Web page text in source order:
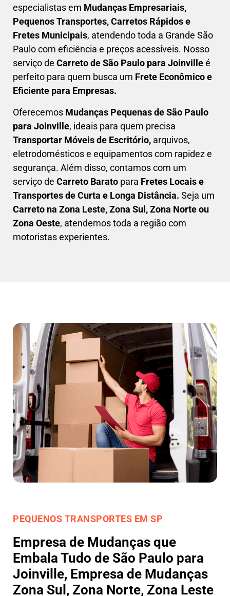
especialistas em Mudanças Empresariais,
Pequenos Transportes, Carretos Rápidos e
Fretes Municipais, atendendo toda a Grande São
Paulo com eficiência e preços acessíveis. Nosso
serviço de Carretode São Paulo para Joinvilleé
perfeito para quem busca um Frete Econômico e
Eficiente para Empresas.
Oferecemos Mudanças Pequenasde São Paulo
para Joinville, ideais para quem precisa
Transportar Móveis de Escritório, arquivos,
eletrodomésticos e equipamentos com rapidez e
segurança. Além disso, contamos com um
serviço de Carreto Barato para Fretes Locais e
Transportes de Curta e Longa Distância. Seja um
Carreto na Zona Leste, Zona Sul, Zona Norte ou
Zona Oeste, atendemos toda a região com
motoristas experientes.
PEQUENOS TRANSPORTES EM SP
Empresa de Mudanças que
Embala Tudo de São Paulo para
Joinville, Empresa de Mudanças
Zona Sul, Zona Norte, Zona Leste